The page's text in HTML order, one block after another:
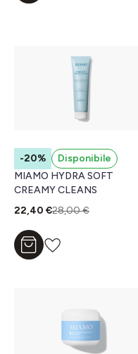
-20%
Disponibile
MIAMO HYDRA SOFT
CREAMY CLEANS
22,40 €28,00 €
Aggiungi al carrello